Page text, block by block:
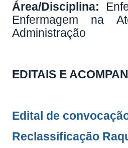
Área/Disciplina:
Enfermagem na
Administração
EDITAIS E
Edital de
Reclassificação